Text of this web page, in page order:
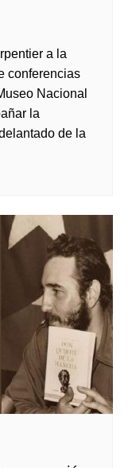
a la
conferencias
Nacional
la
de la